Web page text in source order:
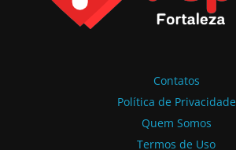
Contatos
Política de Privacidade
Quem Somos
Termos de Uso